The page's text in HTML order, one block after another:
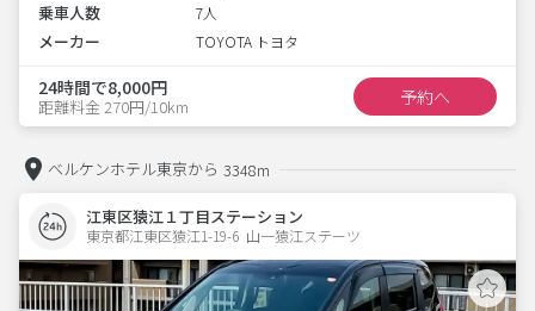
乗車人数 7人
メーカー TOYOTA トヨタ
24時間で8,000円
距離料金 270円/10km 予約へ
ベルケンホテル東京から 3348m
江東区猿江１丁目ステーション
東京都江東区猿江1-19-6  山一猿江ステーツ